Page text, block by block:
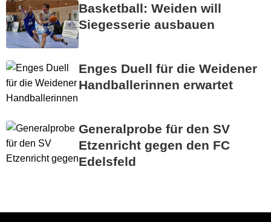
Basketball: Weiden will
Siegesserie ausbauen
Enges Duell für die Weidener
Handballerinnen erwartet
Generalprobe für den SV
Etzenricht gegen den FC
Edelsfeld